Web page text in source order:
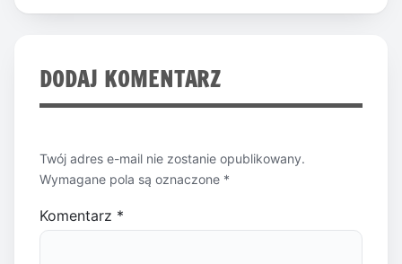
DODAJ KOMENTARZ
Twój adres e-mail nie zostanie opublikowany.
Wymagane pola są oznaczone *
Komentarz *